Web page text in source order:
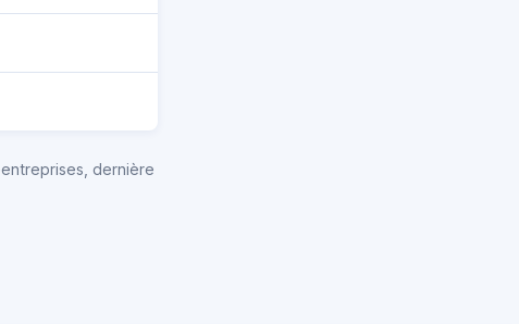
dernière